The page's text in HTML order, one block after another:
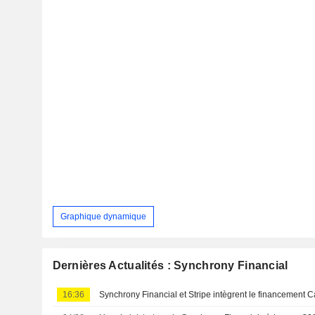
Graphique dynamique
Dernières Actualités : Synchrony Financial
16:36